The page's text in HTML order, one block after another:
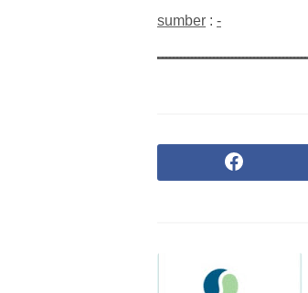
sumber : -